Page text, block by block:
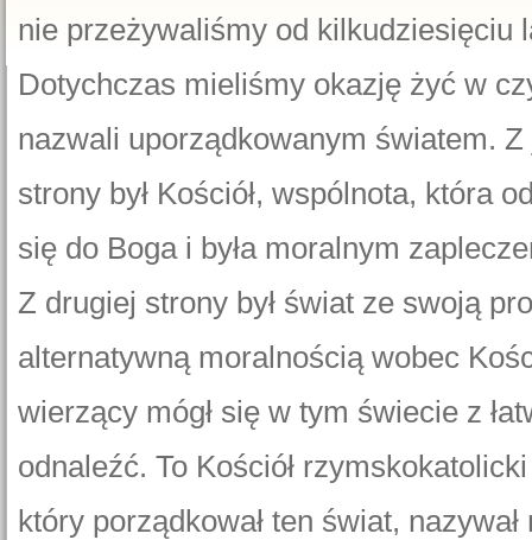
nie przeżywaliśmy od kilkudziesięciu
Dotychczas mieliśmy okazję żyć w
nazwali uporządkowanym światem. Z
strony był Kościół, wspólnota, która
się do Boga i była moralnym
Z drugiej strony był świat ze swoją
alternatywną moralnością wobec
wierzący mógł się w tym świecie z
odnaleźć. To Kościół rzymskokatolicki
który porządkował ten świat,